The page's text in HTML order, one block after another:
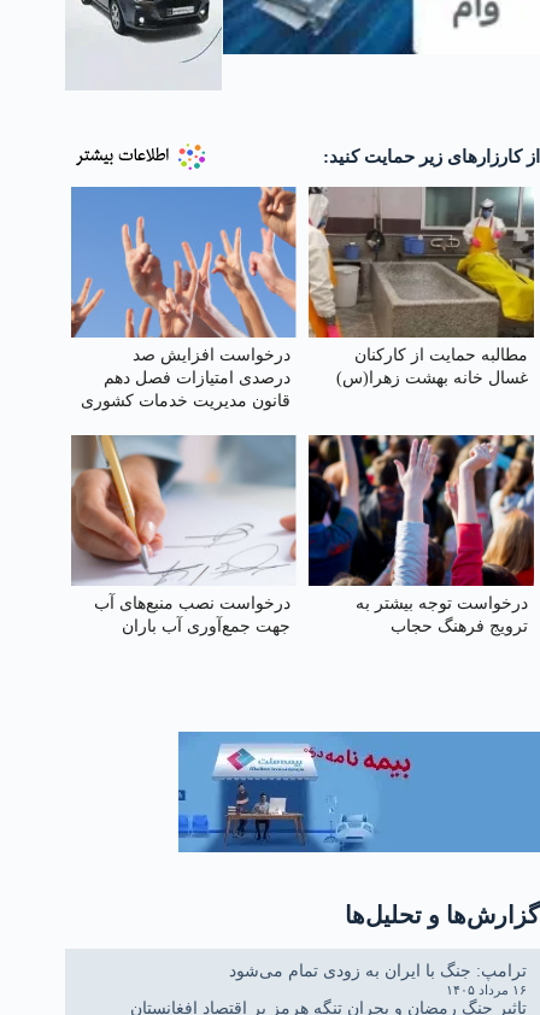
از کارزارهای زیر حمایت کنید:
مطالبه حمایت از کارکنان
غسال خانه بهشت زهرا(س)
درخواست افزایش صد
درصدی امتیازات فصل دهم
قانون مدیریت خدمات کشوری
درخواست توجه بیشتر به
ترویج فرهنگ حجاب
درخواست نصب منبع‌های آب
جهت جمع‌آوری آب باران
گزارش‌ها و تحلیل‌ها
ترامپ: جنگ با ایران به زودی تمام می‌شود
۱۶ مرداد ۱۴۰۵
تاثیر جنگ رمضان و بحران تنگه هرمز بر اقتصاد افغانستان